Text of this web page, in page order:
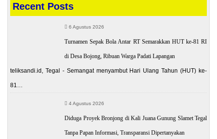
Recent Posts
6 Agustus 2026
Turnamen Sepak Bola Antar RT Semarakkan HUT ke-81 RI
di Desa Bojong, Ribuan Warga Padati Lapangan
teliksandi.id, Tegal - Semangat menyambut Hari Ulang Tahun (HUT) ke-
81…
4 Agustus 2026
Diduga Proyek Bronjong di Kali Juana Gunung Slamet Tegal
Tanpa Papan Informasi, Transparansi Dipertanyakan